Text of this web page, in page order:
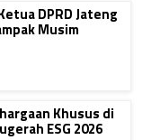
DPRD Jateng
Musim
Khusus di
ESG 2026